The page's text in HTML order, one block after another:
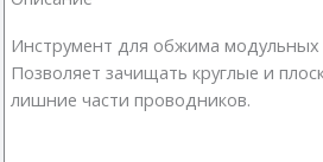
Инструмент для обжима модульных
Позволяет зачищать круглые и
лишние части проводников.